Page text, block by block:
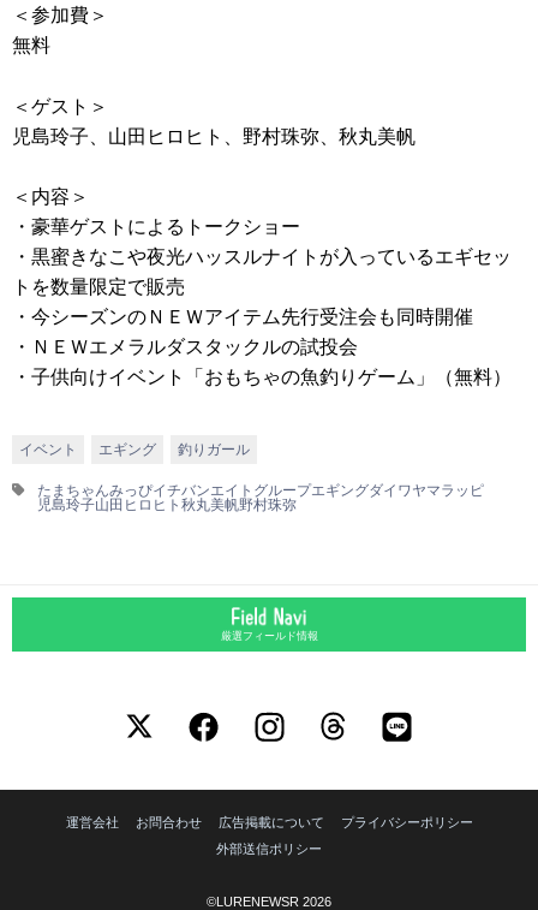
＜参加費＞
無料
＜ゲスト＞
児島玲子、山田ヒロヒト、野村珠弥、秋丸美帆
＜内容＞
・豪華ゲストによるトークショー
・黒蜜きなこや夜光ハッスルナイトが入っているエギセッ
トを数量限定で販売
・今シーズンのＮＥＷアイテム先行受注会も同時開催
・ＮＥＷエメラルダスタックルの試投会
・子供向けイベント「おもちゃの魚釣りゲーム」（無料）
イベント エギング 釣りガール
たまちゃんみっぴイチバンエイトグループエギングダイワヤマラッピ
児島玲子山田ヒロヒト 秋丸美帆野村珠弥
厳選フィールド情報
運営会社 お問合わせ 広告掲載について
プライバシーポリシー
外部送信ポリシー
©LURENEWSR 2026